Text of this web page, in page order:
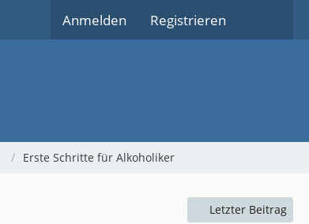
Anmelden Registrieren
Erste Schritte für Alkoholiker
Letzter Beitrag